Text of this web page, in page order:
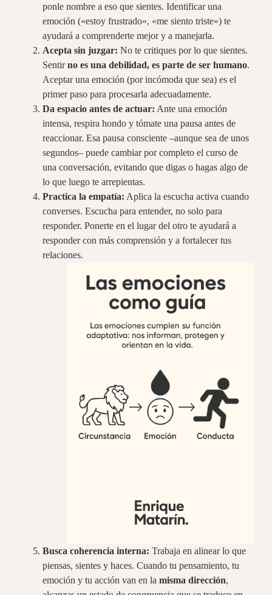
ponle nombre a eso que sientes. Identificar una
emoción («estoy frustrado», «me siento triste») te
ayudará a comprenderte mejor y a manejarla.
Acepta sin juzgar: No te critiques por lo que sientes.
Sentirno es una debilidad, es parte de ser humano.
Aceptar una emoción (por incómoda que sea) es el
primer paso para procesarla adecuadamente.
Da espacio antes de actuar: Ante una emoción
intensa, respira hondo y tómate una pausa antes de
reaccionar. Esa pausa consciente –aunque sea de unos
segundos– puede cambiar por completo el curso de
una conversación, evitando que digas o hagas algo de
lo que luego te arrepientas.
Practica la empatía: Aplica la escucha activa cuando
converses. Escucha para entender, no solo para
responder. Ponerte en el lugar del otro te ayudará a
responder con más comprensión y a fortalecer tus
relaciones.
Busca coherencia interna: Trabaja en alinear lo que
piensas, sientes y haces. Cuando tu pensamiento, tu
emoción y tu acción van en la misma dirección,